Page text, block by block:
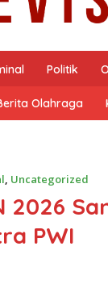
Politik
Olahraga
, Uncategorized
2026
PWI